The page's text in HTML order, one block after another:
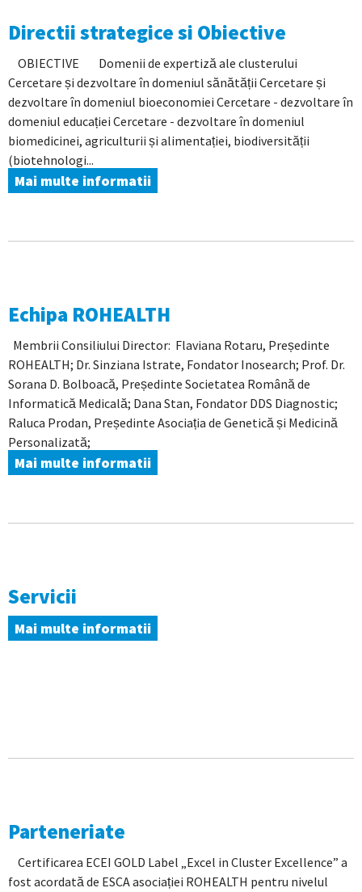
Directii strategice si Obiective
OBIECTIVE Domenii de expertiză ale clusterului
Cercetare și dezvoltare în domeniul sănătății Cercetare și
dezvoltare în domeniul bioeconomiei Cercetare - dezvoltare în
domeniul educației Cercetare - dezvoltare în domeniul
biomedicinei, agriculturii și alimentației, biodiversității
(biotehnologi...
Mai multe informatii
Echipa ROHEALTH
Membrii Consiliului Director: Flaviana Rotaru, Președinte
ROHEALTH; Dr. Sinziana Istrate, Fondator Inosearch; Prof. Dr.
Sorana D. Bolboacă, Președinte Societatea Română de
Informatică Medicală; Dana Stan, Fondator DDS Diagnostic;
Raluca Prodan, Președinte Asociația de Genetică și Medicină
Personalizată;
Mai multe informatii
Servicii
Mai multe informatii
Parteneriate
Certificarea ECEI GOLD Label „Excel in Cluster Excellence” a
fost acordată de ESCA asociației ROHEALTH pentru nivelul